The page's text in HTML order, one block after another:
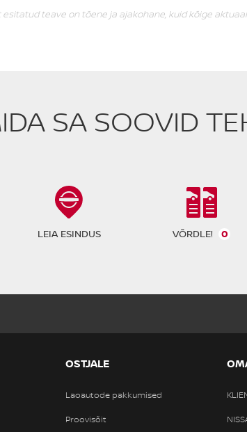
teave on tõene ja ajakohane, kuid kõige
SA SOOVID
LEIA ESINDUS VÕRDLE! 0
OSTJALE
Laoautode pakkumised
Proovisõit